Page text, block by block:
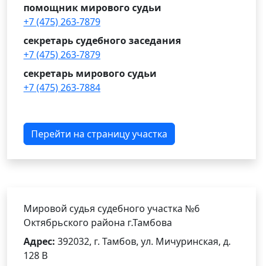
помощник мирового судьи
+7 (475) 263-7879
секретарь судебного заседания
+7 (475) 263-7879
секретарь мирового судьи
+7 (475) 263-7884
Перейти на страницу участка
Мировой судья судебного участка №6
Октябрьского района г.Тамбова
Адрес: 392032, г. Тамбов, ул. Мичуринская, д.
128 В